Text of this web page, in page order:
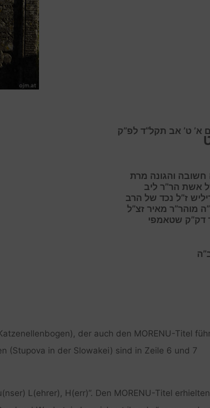
א’ ט’ אב תקל”ד לפ”ק
והגונה מרת
אשת הר”ר ליב
ז”ל נכד של הרב
מוהר”ר מאיר זצ”ל
דק”ק שטאמפי
der auch den MORENU-Titel
(Stupova in der Slowakei) sind in Zeile 6 und 7
L(ehrer), H(err)”. Den MORENU-Titel